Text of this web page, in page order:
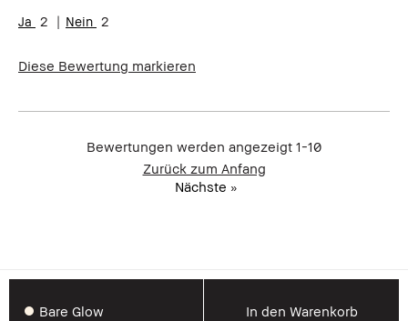
2 2
Diese Bewertung markieren
Bewertungen werden angezeigt 1-10
Zurück zum Anfang
Nächste »
Bare Glow In den Warenkorb